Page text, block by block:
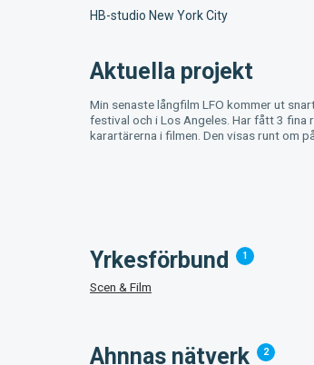
HB-studio New York City
Aktuella projekt
Min senaste långfilm LFO kommer ut
festival och i Los Angeles. Har fått 3 fina
karartärerna i filmen. Den visas runt om
Yrkesförbund 1
Scen & Film
Ahnnas nätverk 2